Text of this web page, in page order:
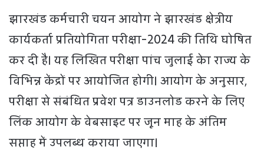
झारखंड कर्मचारी चयन आयोग ने झारखंड क्षेत्रीय
कार्यकर्ता प्रतियोगिता परीक्षा-2024 की तिथि घोषित
कर दी है। यह लिखित परीक्षा पांच जुलाई केा राज्य के
विभिन्न केंद्रों पर आयोजित होगी। आयोग के अनुसार,
परीक्षा से संबंधित प्रवेश पत्र डाउनलोड करने के लिए
लिंक आयोग के वेबसाइट पर जून माह के अंतिम
सप्ताह में उपलब्ध कराया जाएगा।